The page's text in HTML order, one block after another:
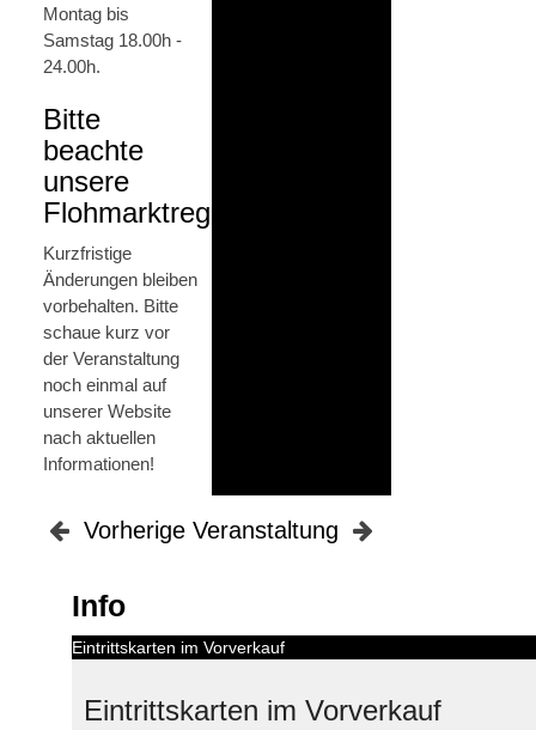
Montag bis
Samstag 18.00h -
24.00h.
Bitte
beachte
unsere
Flohmarktregel!
Kurzfristige
Änderungen bleiben
vorbehalten. Bitte
schaue kurz vor
der Veranstaltung
noch einmal auf
unserer Website
nach aktuellen
Informationen!
Vorherige Veranstaltung
Info
Eintrittskarten im Vorverkauf
Eintrittskarten im Vorverkauf